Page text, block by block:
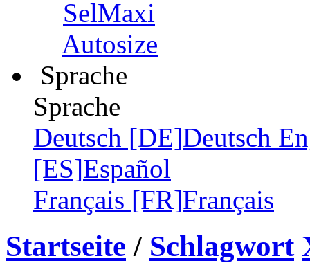
SelMaxi
Autosize
Sprache
Sprache
Deutsch [DE]Deutsch
[ES]Español
Français [FR]Français
Startseite / Schlagwort